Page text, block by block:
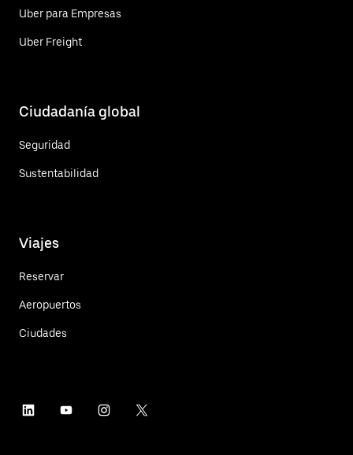
Uber para Empresas
Uber Freight
Ciudadanía global
Seguridad
Sustentabilidad
Viajes
Reservar
Aeropuertos
Ciudades